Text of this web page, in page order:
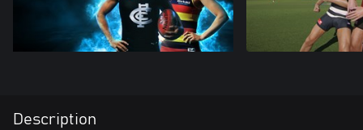
Description